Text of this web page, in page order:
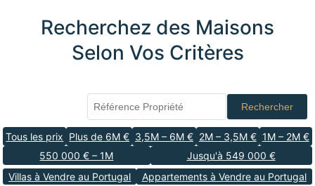
Recherchez des Maisons
Selon Vos Critères
Rechercher
Tous les prix Plus de 6M € 3,5M – 6M € 2M – 3,5M € 1M – 2M €
550 000 € – 1M
Jusqu'à 549 000 €
Villas à Vendre au Portugal
Appartements à Vendre au Portugal